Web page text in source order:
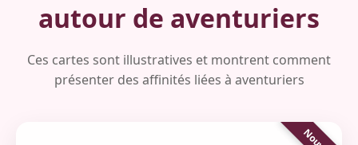
autour de aventuriers
Ces cartes sont illustratives et montrent comment
présenter des affinités liées à aventuriers